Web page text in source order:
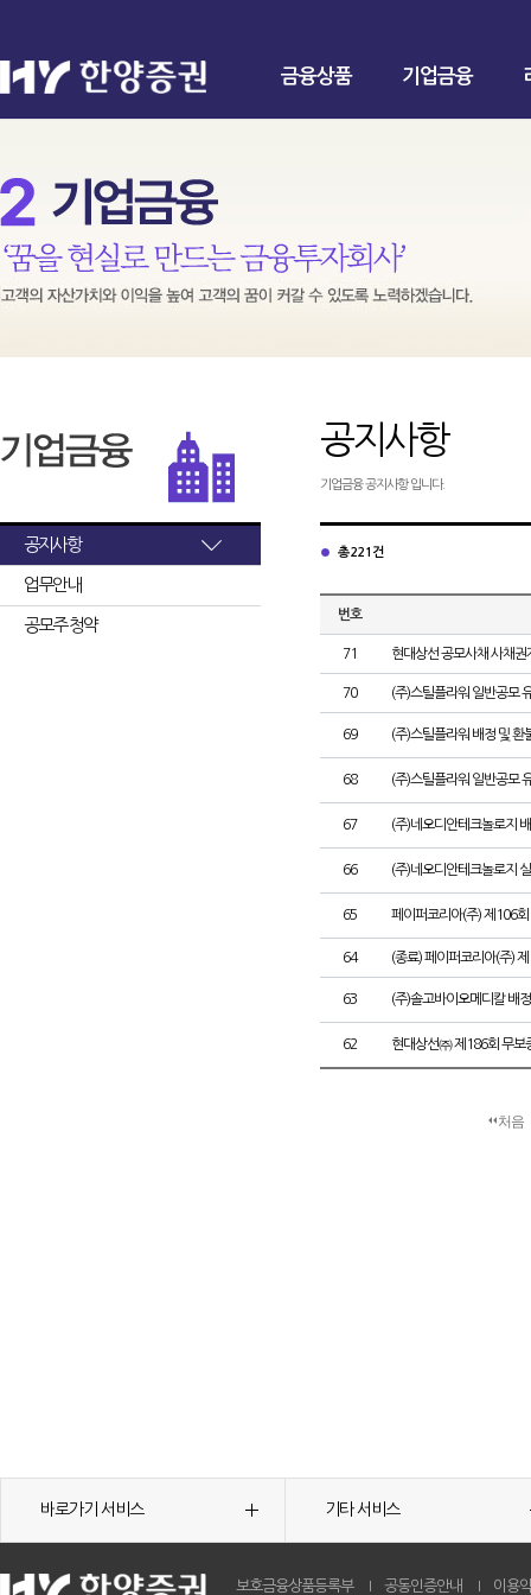
금융상품 기업금융
공지사항
업무안내
공모주 청약
공지사항
기업금융 공지사항 입니다.
총 221건
번호
71 현대상선 공모사채 사채권
70 (주)스틸플라워 일반공모
69 (주)스틸플라워 배정 및 환
68 (주)스틸플라워 일반공모
67 (주)네오디안테크놀로지
66 (주)네오디안테크놀로지
65 페이퍼코리아(주) 제106
64 (종료) 페이퍼코리아(주)
63 (주)솔고바이오메디칼 배
62 현대상선㈜ 제186회 무보
처음
바로가기 서비스 기타 서비스
보호금융상품등록부 공동인증안내 이용